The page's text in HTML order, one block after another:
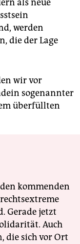
als neue
werden
die der Lage
wir vor
sogenannter
überfüllten
kommenden
Gerade jetzt
Auch
die sich vor Ort